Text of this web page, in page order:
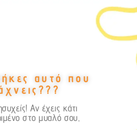
αυτό που
Αν έχεις κάτι
στο μυαλό σου,